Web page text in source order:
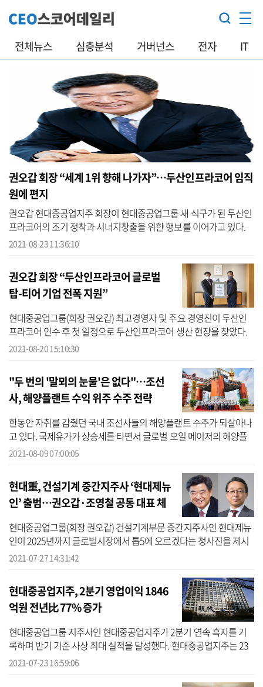
전체뉴스 심층분석 거버넌스 전자 IT
권오갑 회장 “세계 1위 향해 나가자”…두산인프라코어 임직
원에 편지
권오갑 현대중공업지주 회장이 현대중공업그룹 새 식구가 된 두산인
프라코어의 조기 정착과 시너지창출을 위한 행보를 이어가고 있다.
현대중공업지주는 권 회장이 지난 20일 두산인프라코어 인천 공장과
2021-08-23 11:36:10
권오갑 회장 “두산인프라코어 글로벌
탑-티어 기업 전폭 지원”
현대중공업그룹(회장 권오갑) 최고경영자 및 주요 경영진이 두산인
프라코어 인수 후 첫 일정으로 두산인프라코어 생산 현장을 찾았다.
현대중공업그룹은 권오갑 현대중공업지주 회장이 20일 조영철 현대
2021-08-20 15:10:30
"두 번의 '말뫼의 눈물'은 없다"…조선
사, 해양플랜트 수익 위주 수주 전략
한동안 자취를 감췄던 국내 조선사들의 해양플랜트 수주가 되살아나
고 있다. 국제유가가 상승세를 타면서 글로벌 오일 메이저의 해양플
랜트 발주가 늘고 있기 때문이다.국내 조선사들은 과거 저유가 환경
2021-08-09 07:00:05
현대重, 건설기계 중간지주사 ‘현대제뉴
인’ 출범…권오갑·조영철 공동 대표 체
제
현대중공업그룹(회장 권오갑) 건설기계부문 중간지주사인 현대제뉴
인이 2025년까지 글로벌시장에서 톱5에 오르겠다는 청사진을 제시
하며 공식 출범했다. 현대중공업그룹은 27일 현대제뉴인 대표이사
2021-07-27 14:31:42
현대중공업지주, 2분기 영업이익 1846
억원 전년比 77% 증가
현대중공업그룹 지주사인 현대중공업지주가 2분기 연속 흑자를 기
록하며 반기 기준 사상 최대 실적을 달성했다. 현대중공업지주는 23
일 공시를 통해 2분기 매출 6조3303억원, 영업이익 1846억원을 기록
2021-07-23 16:59:06